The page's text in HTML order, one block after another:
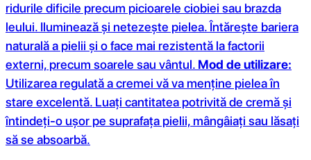
ridurile dificile precum picioarele ciobiei sau brazda
leului. Iluminează și netezește pielea. Întărește bariera
naturală a pielii și o face mai rezistentă la factorii
externi, precum soarele sau vântul. Mod de utilizare:
Utilizarea regulată a cremei vă va menține pielea în
stare excelentă. Luați cantitatea potrivită de cremă și
întindeți-o ușor pe suprafața pielii, mângâiați sau lăsați
să se absoarbă.